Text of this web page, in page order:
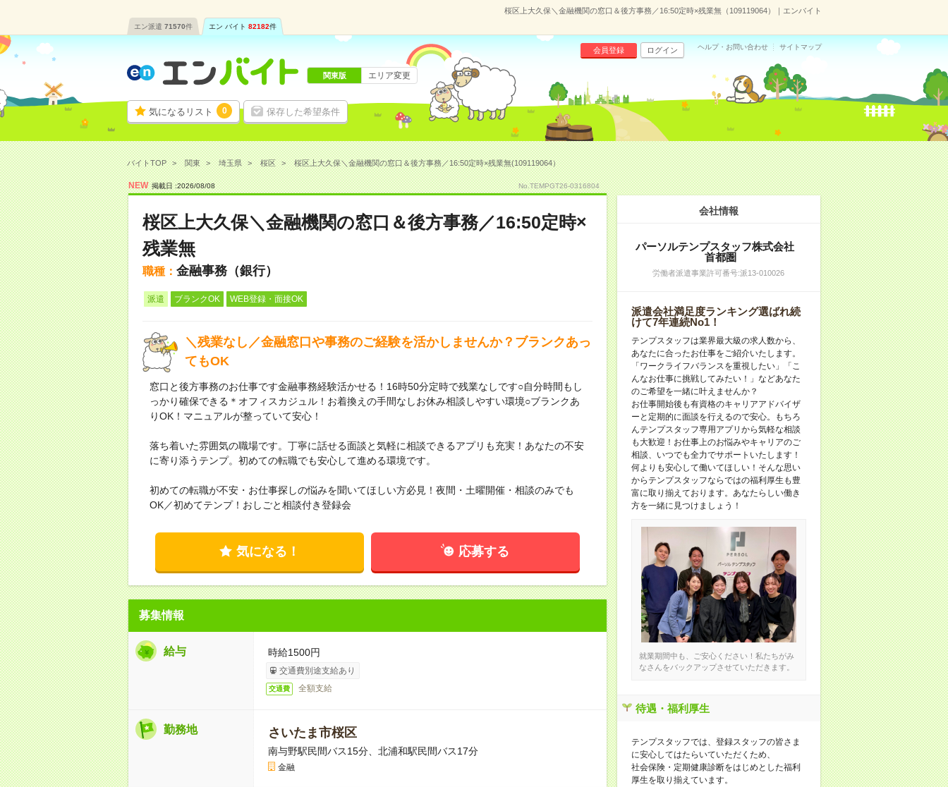
桜区上大久保＼金融機関の窓口＆後方事務／16:50定時×残業無（109119064）｜エンバイト
エン派遣 71570件 エン バイト 82182件
気になるリスト 0 保存した希望条件
会員登録 ログイン ヘルプ・お問い合わせ サイトマップ
関東版 エリア変更
バイトTOP 関東 埼玉県 桜区 桜区上大久保＼金融機関の窓口＆後方事務／16:50定時×残業無(109119064）
NEW 掲載日 :2026/08/08 No.TEMPGT26-0316804
桜区上大久保＼金融機関の窓口＆後方事務／16:50定時×
残業無
職種： 金融事務（銀行）
派遣 ブランクOK WEB登録・面接OK
＼残業なし／金融窓口や事務のご経験を活かしませんか？ブランクあっ
てもOK
窓口と後方事務のお仕事です金融事務経験活かせる！16時50分定時で残業なしです○自分時間もし
っかり確保できる＊オフィスカジュル！お着換えの手間なしお休み相談しやすい環境○ブランクあ
りOK！マニュアルが整っていて安心！
落ち着いた雰囲気の職場です。丁寧に話せる面談と気軽に相談できるアプリも充実！あなたの不安
に寄り添うテンプ。初めての転職でも安心して進める環境です。
初めての転職が不安・お仕事探しの悩みを聞いてほしい方必見！夜間・土曜開催・相談のみでも
OK／初めてテンプ！おしごと相談付き登録会
気になる！ 応募する
募集情報
給与 時給1500円
交通費別途支給あり
交通費 全額支給
勤務地 さいたま市桜区
南与野駅民間バス15分、北浦和駅民間バス17分
金融
会社情報
パーソルテンプスタッフ株式会社
首都圏
労働者派遣事業許可番号:派13-010026
派遣会社満足度ランキング選ばれ続
けて7年連続No1！
テンプスタッフは業界最大級の求人数から、
あなたに合ったお仕事をご紹介いたします。
「ワークライフバランスを重視したい」「こ
んなお仕事に挑戦してみたい！」などあなた
のご希望を一緒に叶えませんか？
お仕事開始後も有資格のキャリアアドバイザ
ーと定期的に面談を行えるので安心。もちろ
んテンプスタッフ専用アプリから気軽な相談
も大歓迎！お仕事上のお悩みやキャリアのご
相談、いつでも全力でサポートいたします！
何よりも安心して働いてほしい！そんな思い
からテンプスタッフならではの福利厚生も豊
富に取り揃えております。あなたらしい働き
方を一緒に見つけましょう！
就業期間中も、ご安心ください！私たちがみ
なさんをバックアップさせていただきます。
待遇・福利厚生
テンプスタッフでは、登録スタッフの皆さま
に安心してはたらいていただくため、
社会保険・定期健康診断をはじめとした福利
厚生を取り揃えています。